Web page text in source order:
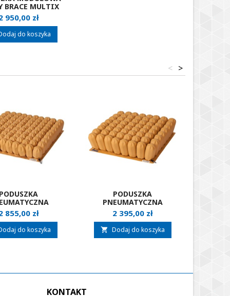
BRACE MULTIX
950,00 zł
do koszyka
>
<
Z
ETAC STAR
AIR
855,00 zł
do koszyka
PODUSZKA
PNEUMATYCZNA
PRZECIWODLEŻYNOWA
ETAC STAR STANDARD
AIR
Cena
2 395,00 zł
 Dodaj do koszyka
KONTAKT